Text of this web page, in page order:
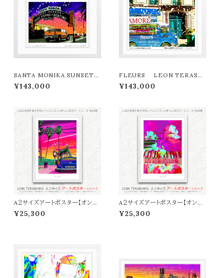
SANTA MONIKA SUNSET
LEON TERASHIMA版画作
品180作限定
¥143,000
FLEURS LEON TERASHI
MA版画作品180作限定
¥143,000
A２サイズアートポスター【オンラ
イン限定】LEON TERASHIMA
「VENICE BEACH MAGIC」
¥25,300
A２サイズアートポスター【オンラ
イン限定】LEON TERASHIMA
「LOVE SONG」
¥25,300